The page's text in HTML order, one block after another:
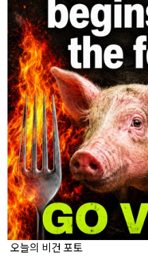
오늘의 비건 포토